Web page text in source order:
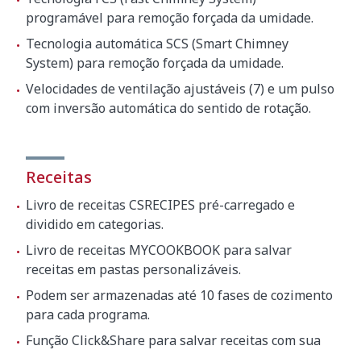
590 x 890 x 1000
mm
Volume embalado
0.58 m³
Peso bruto
91 kg
programável para remoção forçada da umidade.
Tecnologia automática SCS (Smart Chimney
System) para remoção forçada da umidade.
Velocidades de ventilação ajustáveis (7) e um pulso
com inversão automática do sentido de rotação.
Receitas
Livro de receitas CSRECIPES pré-carregado e
dividido em categorias.
Livro de receitas MYCOOKBOOK para salvar
receitas em pastas personalizáveis.
Podem ser armazenadas até 10 fases de cozimento
para cada programa.
Função Click&Share para salvar receitas com sua